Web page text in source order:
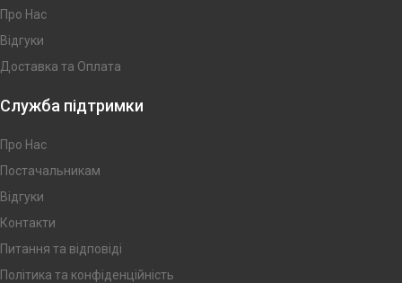
Про Нас
Відгуки
Доставка та Оплата
Служба підтримки
Про Нас
Постачальникам
Відгуки
Контакти
Питання та відповіді
Політика та конфіденційність